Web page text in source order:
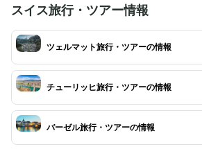
テンツや展示もあり、老若男女問わず楽しみなが
らスイスの歴史や文化を感じられます。
スイス旅行・ツアー情報
ツェルマット旅行・ツアーの情報
チューリッヒ旅行・ツアーの情報
バーゼル旅行・ツアーの情報